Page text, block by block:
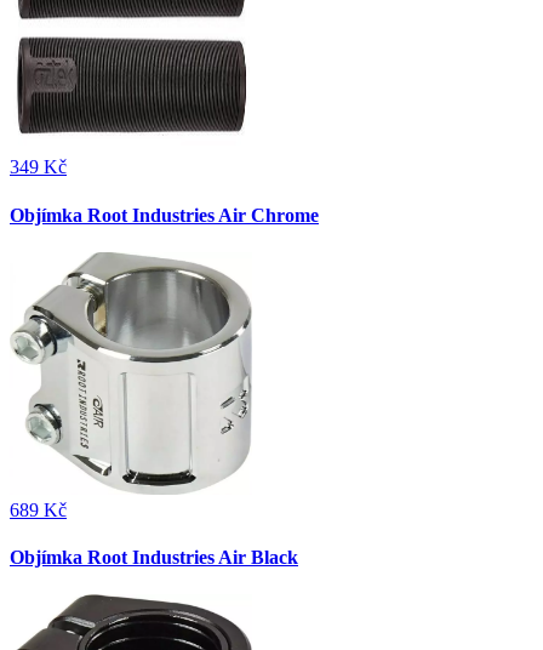
349 Kč
Objímka Root Industries Air Chrome
689 Kč
Objímka Root Industries Air Black